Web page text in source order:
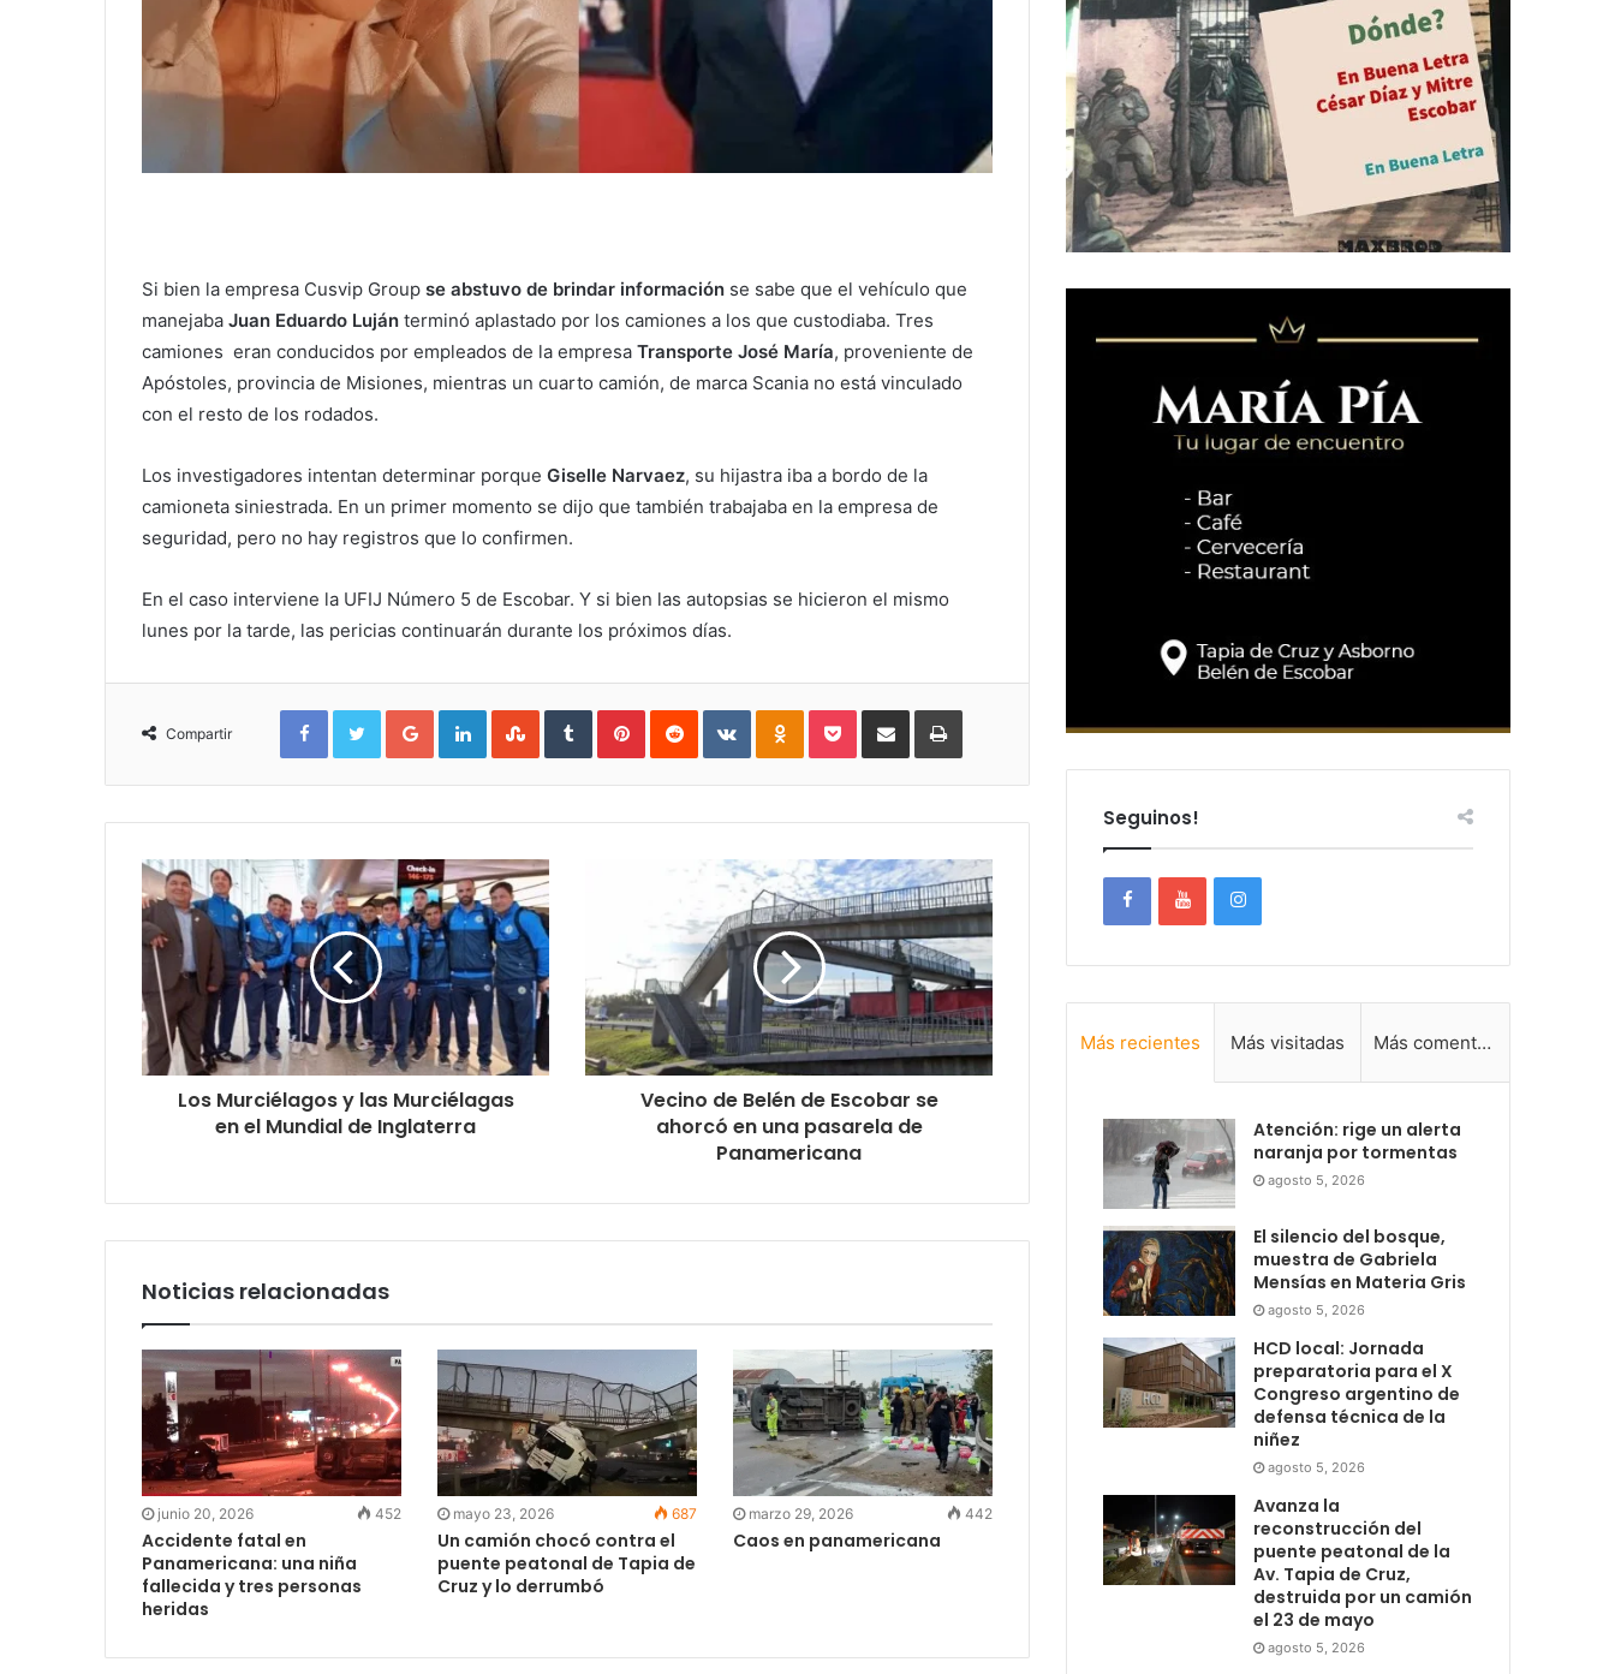
Si bien la empresa Cusvip Group se abstuvo de brindar información se sabe que el vehículo que
manejaba Juan Eduardo Luján terminó aplastado por los camiones a los que custodiaba. Tres
camiones eran conducidos por empleados de la empresa Transporte José María, proveniente de
Apóstoles, provincia de Misiones, mientras un cuarto camión, de marca Scania no está vinculado
con el resto de los rodados.
Los investigadores intentan determinar porque Giselle Narvaez, su hijastra iba a bordo de la
camioneta siniestrada. En un primer momento se dijo que también trabajaba en la empresa de
seguridad, pero no hay registros que lo confirmen.
En el caso interviene la UFIJ Número 5 de Escobar. Y si bien las autopsias se hicieron el mismo
lunes por la tarde, las pericias continuarán durante los próximos días.
Compartir
FacebookTwitterGoogle+LinkedInStumbleUpon
TumblrPinterestReddit VKontakteOdnoklassniki
PocketCompartirImprimir
Los Murciélagos y las Murciélagas
en el Mundial de Inglaterra
Vecino de Belén de Escobar se
ahorcó en una pasarela de
Panamericana
Noticias relacionadas
junio 20, 2026 452
Accidente fatal en
Panamericana: una niña
fallecida y tres personas
heridas
mayo 23, 2026 687
Un camión chocó contra el
puente peatonal de Tapia de
Cruz y lo derrumbó
marzo 29, 2026 442
Caos en panamericana
Seguinos!
Más recientes Más visitadas Más comentadas
Atención: rige un alerta
naranja por tormentas
agosto 5, 2026
El silencio del bosque,
muestra de Gabriela
Mensías en Materia Gris
agosto 5, 2026
HCD local: Jornada
preparatoria para el X
Congreso argentino de
defensa técnica de la
niñez
agosto 5, 2026
Avanza la
reconstrucción del
puente peatonal de la
Av. Tapia de Cruz,
destruida por un camión
el 23 de mayo
agosto 5, 2026